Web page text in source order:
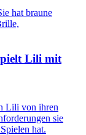
Lili mit
Lili von ihren
sie
hat.